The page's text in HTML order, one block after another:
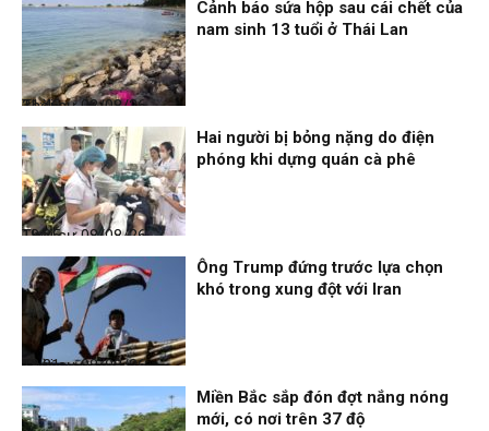
Thời sự
08/08/26, 21:46
Cảnh báo sứa hộp sau cái chết của
nam sinh 13 tuổi ở Thái Lan
Thời sự
08/08/26, 18:25
Hai người bị bỏng nặng do điện
phóng khi dựng quán cà phê
Thời sự
08/08/26, 18:21
Ông Trump đứng trước lựa chọn
khó trong xung đột với Iran
Miền Bắc sắp đón đợt nắng nóng
mới, có nơi trên 37 độ